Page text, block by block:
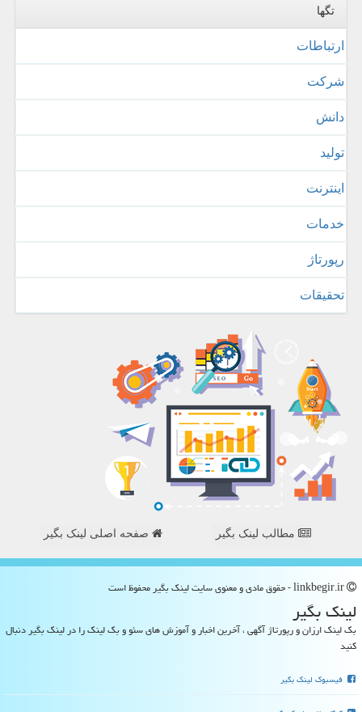
تگها
ارتباطات
شركت
دانش
تولید
اینترنت
خدمات
رپورتاژ
تحقیقات
مطالب لینک بگیر صفحه اصلی لینک بگیر
لینك بگیر
بک لینک ارزان و رپورتاژ آگهی ، آخرین اخبار و آموزش های سئو و بک لینک را در لینک بگیر دنبال
کنید
فیسبوک لینک بگیر